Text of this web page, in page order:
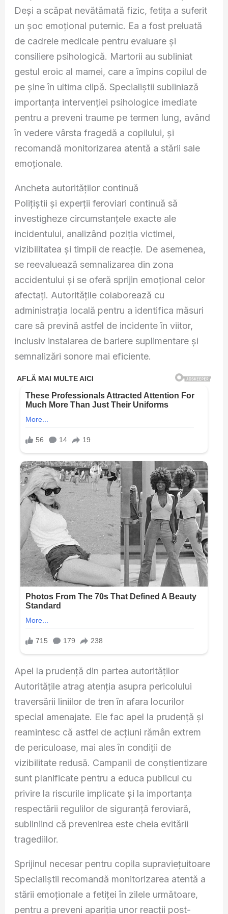
Deși a scăpat nevătămată fizic, fetița a suferit
un șoc emoțional puternic. Ea a fost preluată
de cadrele medicale pentru evaluare și
consiliere psihologică. Martorii au subliniat
gestul eroic al mamei, care a împins copilul de
pe șine în ultima clipă. Specialiștii subliniază
importanța intervenției psihologice imediate
pentru a preveni traume pe termen lung, având
în vedere vârsta fragedă a copilului, și
recomandă monitorizarea atentă a stării sale
emoționale.
Ancheta autorităților continuă
Polițiștii și experții feroviari continuă să
investigheze circumstanțele exacte ale
incidentului, analizând poziția victimei,
vizibilitatea și timpii de reacție. De asemenea,
se reevaluează semnalizarea din zona
accidentului și se oferă sprijin emoțional celor
afectați. Autoritățile colaborează cu
administrația locală pentru a identifica măsuri
care să prevină astfel de incidente în viitor,
inclusiv instalarea de bariere suplimentare și
semnalizări sonore mai eficiente.
Apel la prudență din partea autorităților
Autoritățile atrag atenția asupra pericolului
traversării liniilor de tren în afara locurilor
special amenajate. Ele fac apel la prudență și
reamintesc că astfel de acțiuni rămân extrem
de periculoase, mai ales în condiții de
vizibilitate redusă. Campanii de conștientizare
sunt planificate pentru a educa publicul cu
privire la riscurile implicate și la importanța
respectării regulilor de siguranță feroviară,
subliniind că prevenirea este cheia evitării
tragediilor.
Sprijinul necesar pentru copila supraviețuitoare
Specialiștii recomandă monitorizarea atentă a
stării emoționale a fetiței în zilele următoare,
pentru a preveni apariția unor reacții post-